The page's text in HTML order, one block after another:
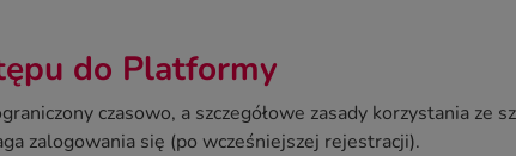
do Platformy
czasowo, a szczegółowe zasady korzystania ze
zalogowania się (po wcześniejszej rejestracji).